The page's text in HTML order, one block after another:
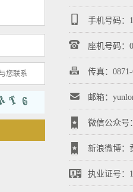
手机号码：
座机号码：
传真：
邮箱：
微信公众号
新浪微博：
执业证号：